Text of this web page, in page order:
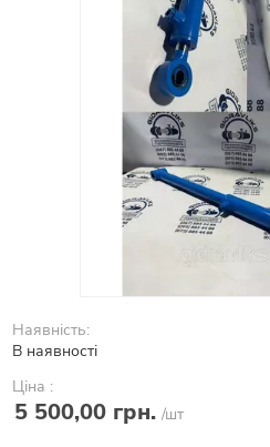
Наявність:
В наявності
Ціна :
5 500,00 грн. /шт